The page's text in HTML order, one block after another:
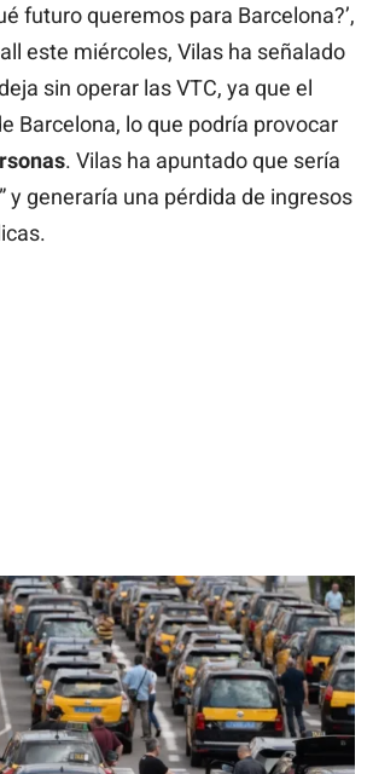
futuro queremos para Barcelona?’,
este miércoles, Vilas ha señalado
sin operar las VTC, ya que el
Barcelona, lo que podría provocar
. Vilas ha apuntado que sería
y generaría una pérdida de ingresos